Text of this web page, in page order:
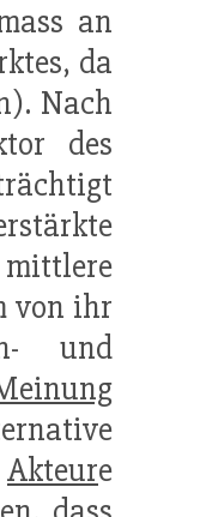
an
da
Nach
des
mittlere
von ihr
und
Akteure